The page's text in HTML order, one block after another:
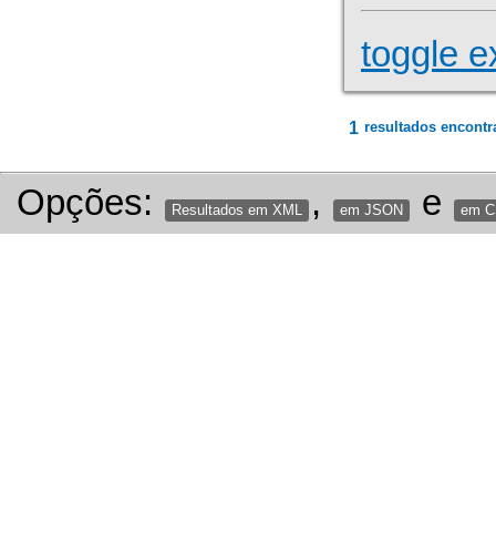
toggle
1 resultados
Opções: Resultados em XML , em JSON e em